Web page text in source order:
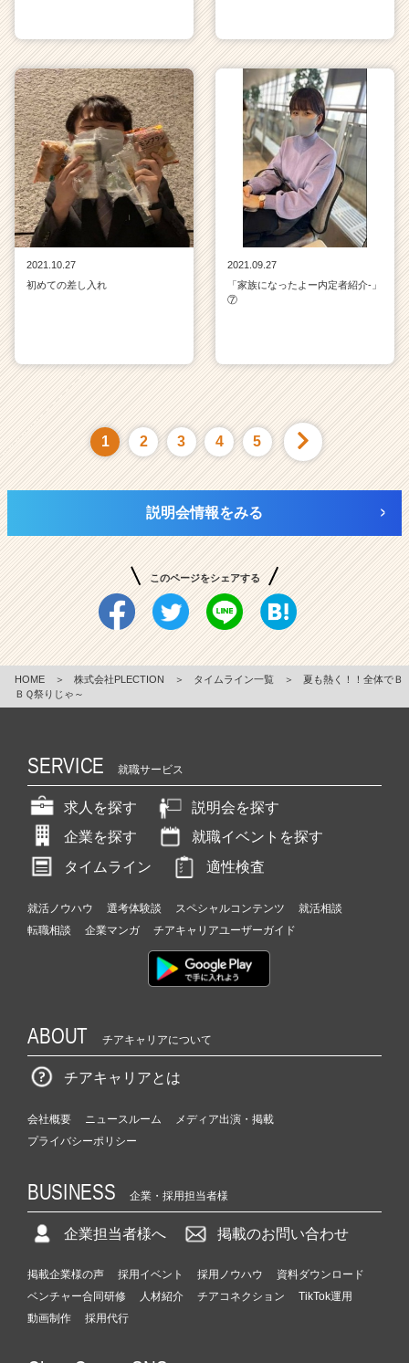
2021.10.27
初めての差し入れ
2021.09.27
「家族になったよー内定者紹介‐」
⑦
1 2 3 4 5
説明会情報をみる
このページをシェアする
HOME ＞ 株式会社PLECTION ＞ タイムライン一覧 ＞
夏も熱く！！全体でＢ
ＢＱ祭りじゃ～
SERVICE 就職サービス
求人を探す
説明会を探す
企業を探す
就職イベントを探す
タイムライン
適性検査
就活ノウハウ 選考体験談 スペシャルコンテンツ
就活相談
転職相談
企業マンガ チアキャリアユーザーガイド
ABOUT チアキャリアについて
チアキャリアとは
会社概要 ニュースルーム
メディア出演・掲載
プライバシーポリシー
BUSINESS 企業・採用担当者様
企業担当者様へ 掲載のお問い合わせ
掲載企業様の声 採用イベント 採用ノウハウ
資料ダウンロード
ベンチャー合同研修
人材紹介 チアコネクション
TikTok運用
動画制作
採用代行